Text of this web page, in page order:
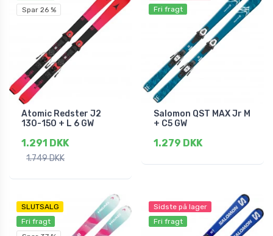
Spar 26 %
Atomic Redster J2
130-150 + L 6 GW
1.291 DKK
1.749 DKK
Fri fragt
Salomon QST MAX Jr M
+ C5 GW
1.279 DKK
SLUTSALG
Fri fragt
Sidste på lager
Fri fragt